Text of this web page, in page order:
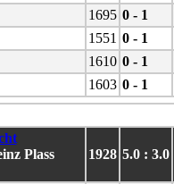
1695 0 - 1
1551 0 - 1
1610 0 - 1
1603 0 - 1
1928 5.0 : 3.0